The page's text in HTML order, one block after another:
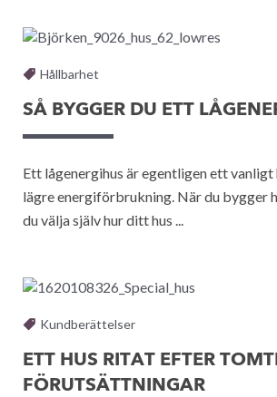
Hållbarhet
SÅ BYGGER DU ETT
Ett lågenergihus är egentligen ett vanligt
lägre energiförbrukning. När du bygger
du välja själv hur ditt hus ...
Kundberättelser
ETT HUS RITAT EFTER
FÖRUTSÄTTNINGAR